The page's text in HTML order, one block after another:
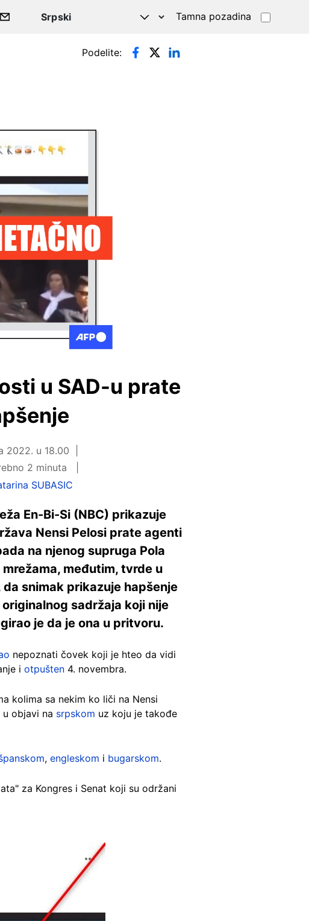
Tamna pozadina
Podelite:
u SAD-u prate
2022. u 18.00
2 minuta
SUBASIC
En-Bi-Si (NBC) prikazuje
Nensi Pelosi prate agenti
na njenog supruga Pola
međutim, tvrde u
snimak prikazuje hapšenje
sadržaja koji nije
je da je ona u pritvoru.
nepoznati čovek koji je hteo da vidi
i otpušten 4. novembra.
kolima sa nekim ko liči na Nensi
u objavi na srpskom uz koju je takođe
, engleskom i bugarskom.
za Kongres i Senat koji su održani